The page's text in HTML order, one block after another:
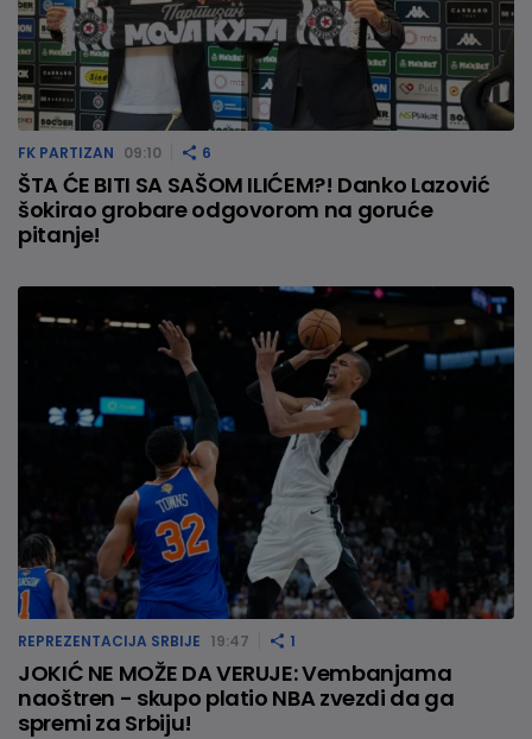
FK PARTIZAN 09:10 6
ŠTA ĆE BITI SA SAŠOM ILIĆEM?! Danko Lazović
šokirao grobare odgovorom na goruće
pitanje!
REPREZENTACIJA SRBIJE 19:47 1
JOKIĆ NE MOŽE DA VERUJE: Vembanjama
naoštren - skupo platio NBA zvezdi da ga
spremi za Srbiju!